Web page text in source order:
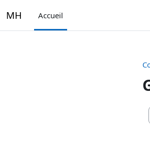
MH Accueil